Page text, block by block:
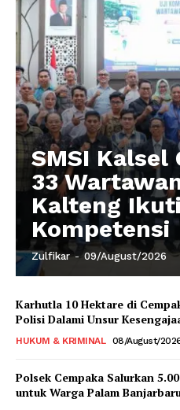
SMSI Kalsel
33
Kalteng
Kompetensi
Zulfikar - 09/August/2026
Karhutla 10 Hektare di
Polisi Dalami Unsur
HUKUM & KRIMINAL 08/August/
Polsek Cempaka Salurkan
untuk Warga Palam